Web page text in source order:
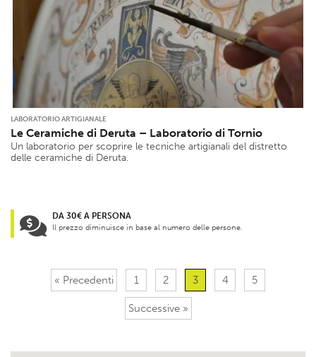
LABORATORIO ARTIGIANALE
Le Ceramiche di Deruta – Laboratorio di Tornio
Un laboratorio per scoprire le tecniche artigianali del distretto
delle ceramiche di Deruta.
DA 30€ A PERSONA
Il prezzo diminuisce in base al numero delle persone.
« Precedenti 1 2 3 4 5
Successive »